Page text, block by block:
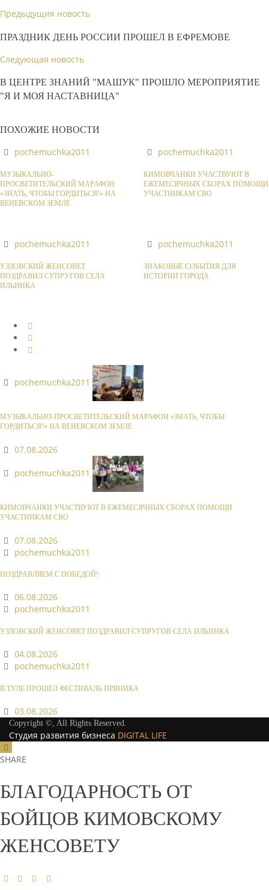
Предыдущия новость
ПРАЗДНИК ДЕНЬ РОССИИ ПРОШЕЛ В ЕФРЕМОВЕ
Следующая новость
В ЦЕНТРЕ ЗНАНИЙ "МАШУК" ПРОШЛО МЕРОПРИЯТИЕ
"Я И МОЯ НАСТАВНИЦА"
ПОХОЖИЕ НОВОСТИ
pochemuchka2011
МУЗЫКАЛЬНО-
ПРОСВЕТИТЕЛЬСКИЙ МАРАФОН
«ЗНАТЬ, ЧТОБЫ ГОРДИТЬСЯ!» НА
ВЕНЕВСКОМ ЗЕМЛЕ
pochemuchka2011
КИМОВЧАНКИ УЧАСТВУЮТ В
ЕЖЕМЕСЯЧНЫХ СБОРАХ ПОМОЩИ
УЧАСТНИКАМ СВО
pochemuchka2011
УЗЛОВСКИЙ ЖЕНСОВЕТ
ПОЗДРАВИЛ СУПРУГОВ СЕЛА
ИЛЬИНКА
pochemuchka2011
ЗНАКОВЫЕ СОБЫТИЯ ДЛЯ
ИСТОРИИ ГОРОДА
pochemuchka2011
МУЗЫКАЛЬНО-ПРОСВЕТИТЕЛЬСКИЙ МАРАФОН «ЗНАТЬ, ЧТОБЫ
ГОРДИТЬСЯ!» НА ВЕНЕВСКОМ ЗЕМЛЕ
07.08.2026
pochemuchka2011
КИМОВЧАНКИ УЧАСТВУЮТ В ЕЖЕМЕСЯЧНЫХ СБОРАХ ПОМОЩИ
УЧАСТНИКАМ СВО
07.08.2026
pochemuchka2011
ПОЗДРАВЛЯЕМ С ПОБЕДОЙ!
06.08.2026
pochemuchka2011
УЗЛОВСКИЙ ЖЕНСОВЕТ ПОЗДРАВИЛ СУПРУГОВ СЕЛА ИЛЬИНКА
04.08.2026
pochemuchka2011
В ТУЛЕ ПРОШЕЛ ФЕСТИВАЛЬ ПРЯНИКА
03.08.2026
Copyright ©, All Rights Reserved.
Студия развития бизнеса DIGITAL LIFE
SHARE
БЛАГОДАРНОСТЬ ОТ
БОЙЦОВ КИМОВСКОМУ
ЖЕНСОВЕТУ